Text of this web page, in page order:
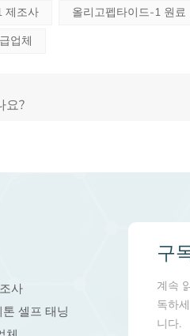
제조사 올리고펩타이드-1 원료
업체
요?
사
셀프 태닝
구
계속
독하
니다.